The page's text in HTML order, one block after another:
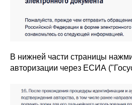
В нижней части страницы
авторизации через ЕСИА